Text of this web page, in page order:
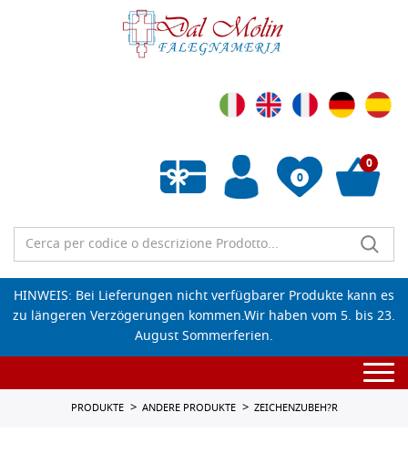
0
Wunschliste leeren
0
HINWEIS: Bei Lieferungen nicht verfügbarer Produkte kann es
zu längeren Verzögerungen kommen.Wir haben vom 5. bis 23.
August Sommerferien.
PRODUKTE ANDERE PRODUKTE ZEICHENZUBEH?R